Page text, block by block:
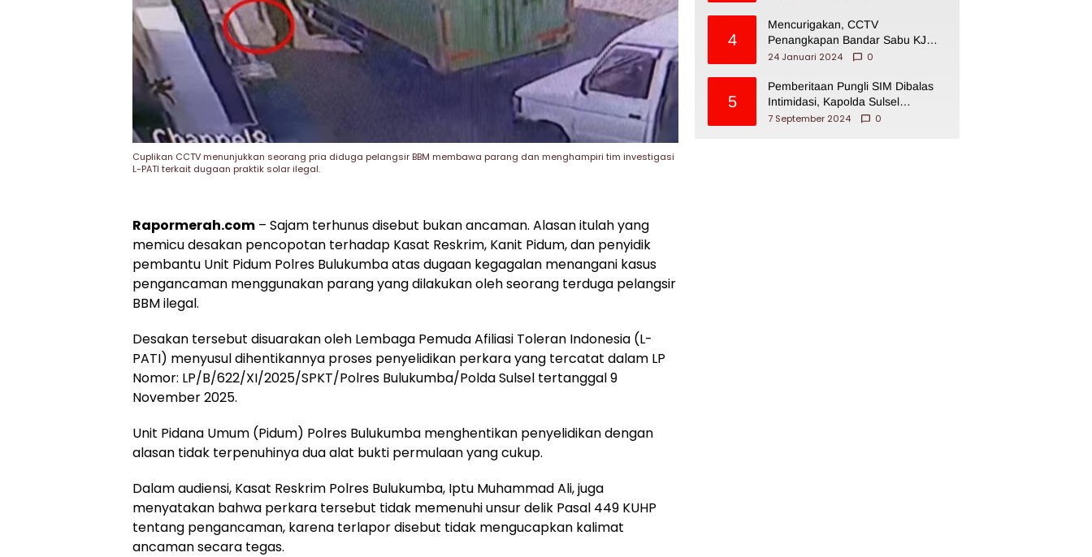
Cuplikan CCTV menunjukkan seorang pria diduga pelangsir BBM membawa parang dan menghampiri tim investigasi
L-PATI terkait dugaan praktik solar ilegal.
Rapormerah.com – Sajam terhunus disebut bukan ancaman. Alasan itulah yang
memicu desakan pencopotan terhadap Kasat Reskrim, Kanit Pidum, dan penyidik
pembantu Unit Pidum Polres Bulukumba atas dugaan kegagalan menangani kasus
pengancaman menggunakan parang yang dilakukan oleh seorang terduga pelangsir
BBM ilegal.
Desakan tersebut disuarakan oleh Lembaga Pemuda Afiliasi Toleran Indonesia (L-
PATI) menyusul dihentikannya proses penyelidikan perkara yang tercatat dalam LP
Nomor: LP/B/622/XI/2025/SPKT/Polres Bulukumba/Polda Sulsel tertanggal 9
November 2025.
Unit Pidana Umum (Pidum) Polres Bulukumba menghentikan penyelidikan dengan
alasan tidak terpenuhinya dua alat bukti permulaan yang cukup.
Dalam audiensi, Kasat Reskrim Polres Bulukumba, Iptu Muhammad Ali, juga
menyatakan bahwa perkara tersebut tidak memenuhi unsur delik Pasal 449 KUHP
tentang pengancaman, karena terlapor disebut tidak mengucapkan kalimat
ancaman secara tegas.
4
Mencurigakan, CCTV
Penangkapan Bandar Sabu KJ
Disita Oknum BNNP Sulsel
24 Januari 2024 0
5
Pemberitaan Pungli SIM Dibalas
Intimidasi, Kapolda Sulsel
Dikecam PJI Sulsel
7 September 2024 0